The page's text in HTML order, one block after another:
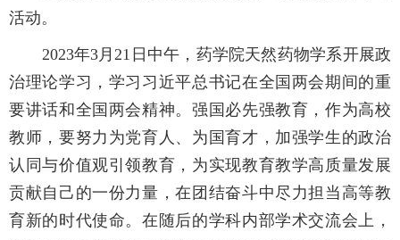
活动。
2023年3月21日中午，药学院天然药物学系开展政
治理论学习，学习习近平总书记在全国两会期间的重
要讲话和全国两会精神。强国必先强教育，作为高校
教师，要努力为党育人、为国育才，加强学生的政治
认同与价值观引领教育，为实现教育教学高质量发展
贡献自己的一份力量，在团结奋斗中尽力担当高等教
育新的时代使命。在随后的学科内部学术交流会上，